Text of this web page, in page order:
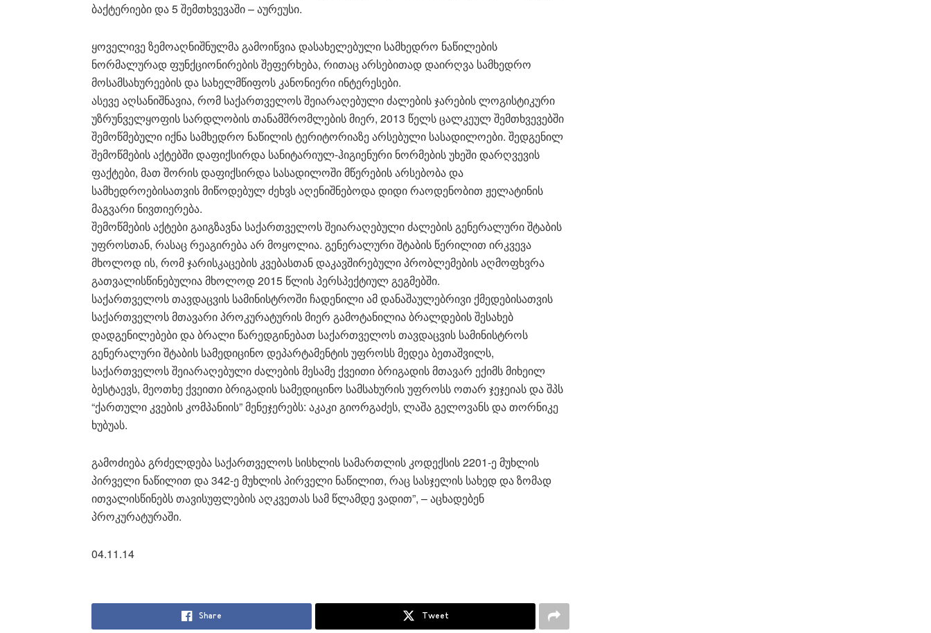
ბაქტერიები და 5 შემთხვევაში – აურეუსი.
ყოველივე ზემოაღნიშნულმა გამოიწვია დასახელებული სამხედრო ნაწილების
ნორმალურად ფუნქციონირების შეფერხება, რითაც არსებითად დაირღვა სამხედრო
მოსამსახურეების და სახელმწიფოს კანონიერი ინტერესები.
ასევე აღსანიშნავია, რომ საქართველოს შეიარაღებული ძალების ჯარების ლოგისტიკური
უზრუნველყოფის სარდლობის თანამშრომლების მიერ, 2013 წელს ცალკეულ შემთხვევებში
შემოწმებული იქნა სამხედრო ნაწილის ტერიტორიაზე არსებული სასადილოები. შედგენილ
შემოწმების აქტებში დაფიქსირდა სანიტარიულ-ჰიგიენური ნორმების უხეში დარღვევის
ფაქტები, მათ შორის დაფიქსირდა სასადილოში მწერების არსებობა და
სამხედროებისათვის მიწოდებულ ძეხვს აღენიშნებოდა დიდი რაოდენობით ჟელატინის
მაგვარი ნივთიერება.
შემოწმების აქტები გაიგზავნა საქართველოს შეიარაღებული ძალების გენერალური შტაბის
უფროსთან, რასაც რეაგირება არ მოყოლია. გენერალური შტაბის წერილით ირკვევა
მხოლოდ ის, რომ ჯარისკაცების კვებასთან დაკავშირებული პრობლემების აღმოფხვრა
გათვალისწინებულია მხოლოდ 2015 წლის პერსპექტიულ გეგმებში.
საქართველოს თავდაცვის სამინისტროში ჩადენილი ამ დანაშაულებრივი ქმედებისათვის
საქართველოს მთავარი პროკურატურის მიერ გამოტანილია ბრალდების შესახებ
დადგენილებები და ბრალი წარედგინებათ საქართველოს თავდაცვის სამინისტროს
გენერალური შტაბის სამედიცინო დეპარტამენტის უფროსს მედეა ბეთაშვილს,
საქართველოს შეიარაღებული ძალების მესამე ქვეითი ბრიგადის მთავარ ექიმს მიხეილ
ბესტაევს, მეოთხე ქვეითი ბრიგადის სამედიცინო სამსახურის უფროსს ოთარ ჯეჯეიას და შპს
“ქართული კვების კომპანიის” მენეჯერებს: აკაკი გიორგაძეს, ლაშა გელოვანს და თორნიკე
ხუბუას.
გამოძიება გრძელდება საქართველოს სისხლის სამართლის კოდექსის 2201-ე მუხლის
პირველი ნაწილით და 342-ე მუხლის პირველი ნაწილით, რაც სასჯელის სახედ და ზომად
ითვალისწინებს თავისუფლების აღკვეთას სამ წლამდე ვადით”, – აცხადებენ
პროკურატურაში.
04.11.14
Share Tweet